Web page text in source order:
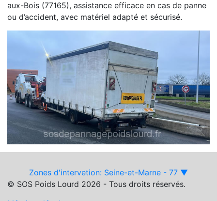
aux-Bois (77165), assistance efficace en cas de panne
ou d’accident, avec matériel adapté et sécurisé.
Zones d'intervetion: Seine-et-Marne - 77 ▼
© SOS Poids Lourd 2026 - Tous droits réservés.